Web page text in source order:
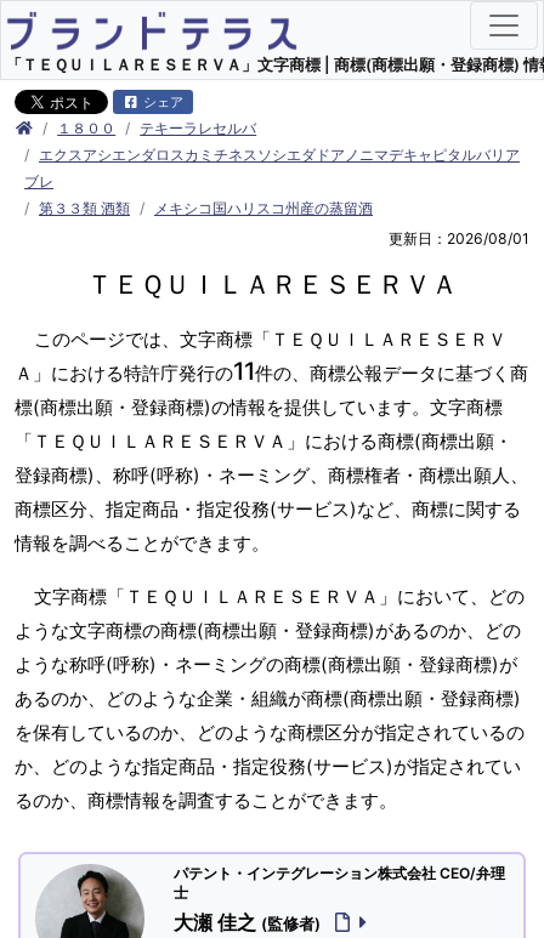
「ＴＥＱＵＩＬＡＲＥＳＥＲＶＡ」文字商標 | 商標(商標出願・登録商標) 情
シェア
１８００
テキーラレセルバ
エクスアシエンダロスカミチネスソシエダドアノニマデキャピタルバリア
ブレ
第３３類 酒類
メキシコ国ハリスコ州産の蒸留酒
更新日：2026/08/01
ＴＥＱＵＩＬＡＲＥＳＥＲＶＡ
このページでは、文字商標「ＴＥＱＵＩＬＡＲＥＳＥＲＶ
Ａ」における特許庁発行の11件の、商標公報データに基づく商
標(商標出願・登録商標)の情報を提供しています。文字商標
「ＴＥＱＵＩＬＡＲＥＳＥＲＶＡ」における商標(商標出願・
登録商標)、称呼(呼称)・ネーミング、商標権者・商標出願人、
商標区分、指定商品・指定役務(サービス)など、商標に関する
情報を調べることができます。
文字商標「ＴＥＱＵＩＬＡＲＥＳＥＲＶＡ」において、どの
ような文字商標の商標(商標出願・登録商標)があるのか、どの
ような称呼(呼称)・ネーミングの商標(商標出願・登録商標)が
あるのか、どのような企業・組織が商標(商標出願・登録商標)
を保有しているのか、どのような商標区分が指定されているの
か、どのような指定商品・指定役務(サービス)が指定されてい
るのか、商標情報を調査することができます。
パテント・インテグレーション株式会社 CEO/弁理
士
大瀬 佳之 (監修者)